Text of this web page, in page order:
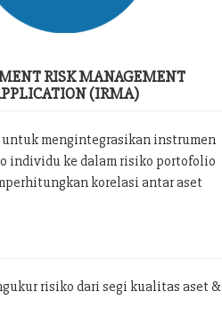
RISK MANAGEMENT
(IRMA)
mengintegrasikan instrumen
individu ke dalam risiko portofolio
korelasi antar aset
risiko dari segi kualitas aset &